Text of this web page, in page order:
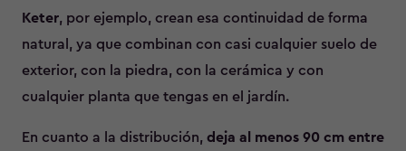
Keter, por ejemplo, crean esa continuidad de forma
natural, ya que combinan con casi cualquier suelo de
exterior, con la piedra, con la cerámica y con
cualquier planta que tengas en el jardín.
En cuanto a la distribución, deja al menos 90 cm entre